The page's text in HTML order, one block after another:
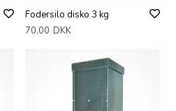
Fodersilo disko 3 kg
70,00 DKK